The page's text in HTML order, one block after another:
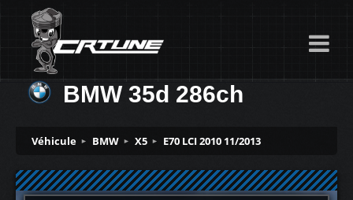
BMW 35d 286ch
Véhicule BMW X5 E70 LCI 2010 11/2013